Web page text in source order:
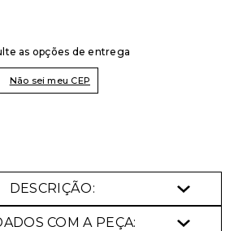
as opções de entrega
Não sei meu CEP
DESCRIÇÃO:
COM A PEÇA: